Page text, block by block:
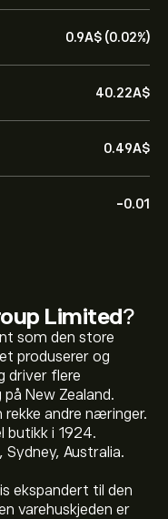
0.9‎A$‎ (0.02%)
40.22‎A$‎
0.49‎A$‎
-0.01
Limited?
som den store
produserer og
driver flere
New Zealand.
rekke andre næringer.
butikk i 1924.
Australia.
ekspandert til den
varehuskjeden er